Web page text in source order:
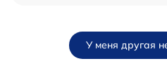
У меня другая